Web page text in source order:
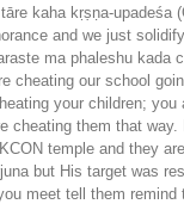
kaha kṛṣṇa-upadeśa
and we just
ma phaleshu kada
cheating our school
your children; you
cheating them that
temple and they
but His target was
meet tell them